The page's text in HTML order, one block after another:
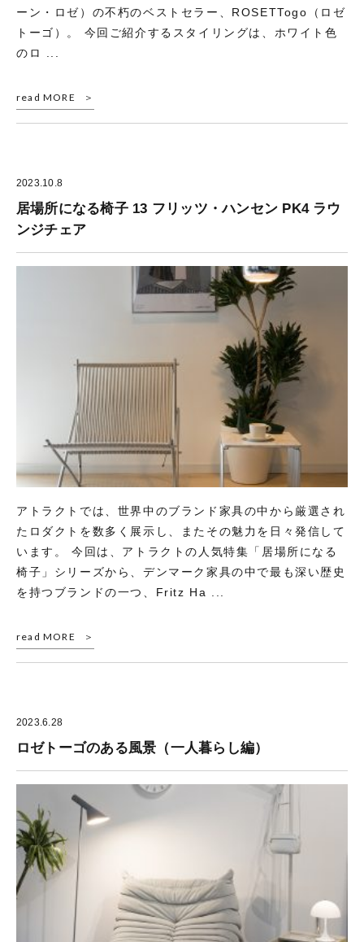
ーン・ロゼ）の不朽のベストセラー、ROSETTogo（ロゼ
トーゴ）。 今回ご紹介するスタイリングは、ホワイト色
のロ ...
read MORE
2023.10.8
居場所になる椅子 13 フリッツ・ハンセン PK4 ラウ
ンジチェア
アトラクトでは、世界中のブランド家具の中から厳選され
たロダクトを数多く展示し、またその魅力を日々発信して
います。 今回は、アトラクトの人気特集「居場所になる
椅子」シリーズから、デンマーク家具の中で最も深い歴史
を持つブランドの一つ、Fritz Ha ...
read MORE
2023.6.28
ロゼトーゴのある風景（一人暮らし編）